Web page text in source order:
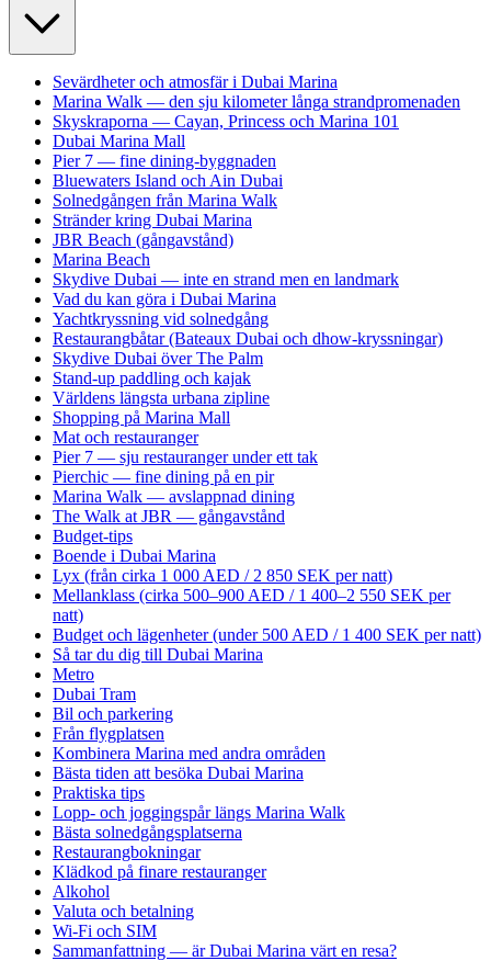
Sevärdheter och atmosfär i Dubai Marina
Marina Walk — den sju kilometer långa strandpromenaden
Skyskraporna — Cayan, Princess och Marina 101
Dubai Marina Mall
Pier 7 — fine dining-byggnaden
Bluewaters Island och Ain Dubai
Solnedgången från Marina Walk
Stränder kring Dubai Marina
JBR Beach (gångavstånd)
Marina Beach
Skydive Dubai — inte en strand men en landmark
Vad du kan göra i Dubai Marina
Yachtkryssning vid solnedgång
Restaurangbåtar (Bateaux Dubai och dhow-kryssningar)
Skydive Dubai över The Palm
Stand-up paddling och kajak
Världens längsta urbana zipline
Shopping på Marina Mall
Mat och restauranger
Pier 7 — sju restauranger under ett tak
Pierchic — fine dining på en pir
Marina Walk — avslappnad dining
The Walk at JBR — gångavstånd
Budget-tips
Boende i Dubai Marina
Lyx (från cirka 1 000 AED / 2 850 SEK per natt)
Mellanklass (cirka 500–900 AED / 1 400–2 550 SEK per
natt)
Budget och lägenheter (under 500 AED / 1 400 SEK per natt)
Så tar du dig till Dubai Marina
Metro
Dubai Tram
Bil och parkering
Från flygplatsen
Kombinera Marina med andra områden
Bästa tiden att besöka Dubai Marina
Praktiska tips
Lopp- och joggingspår längs Marina Walk
Bästa solnedgångsplatserna
Restaurangbokningar
Klädkod på finare restauranger
Alkohol
Valuta och betalning
Wi-Fi och SIM
Sammanfattning — är Dubai Marina värt en resa?